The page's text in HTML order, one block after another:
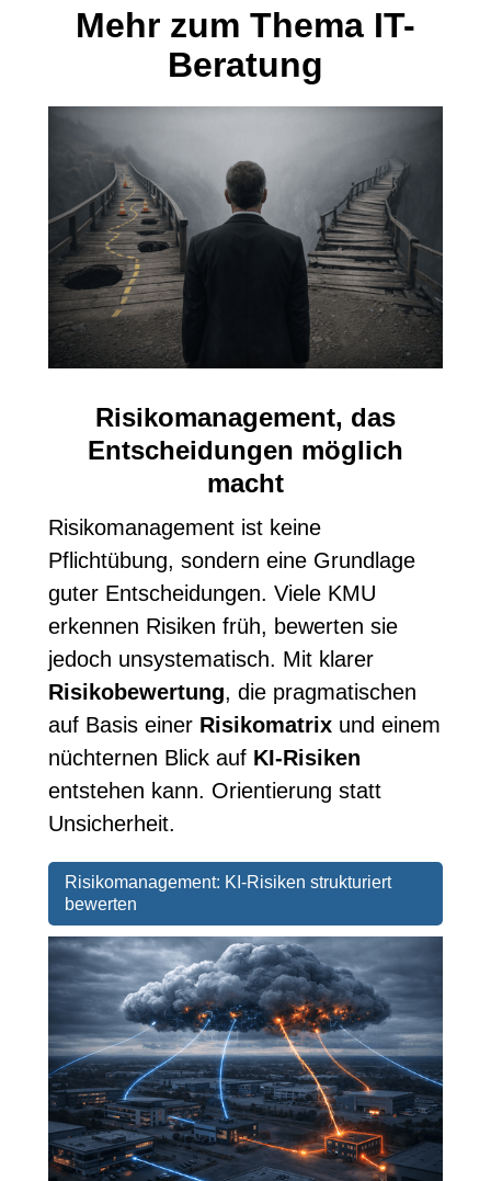
Mehr zum Thema IT-
Beratung
Risikomanagement, das
Entscheidungen möglich
macht
Risikomanagement ist keine
Pflichtübung, sondern eine Grundlage
guter Entscheidungen. Viele KMU
erkennen Risiken früh, bewerten sie
jedoch unsystematisch. Mit klarer
Risikobewertung, die pragmatischen
auf Basis einer Risikomatrix und einem
nüchternen Blick auf KI-Risiken
entstehen kann. Orientierung statt
Unsicherheit.
Risikomanagement: KI-Risiken strukturiert
bewerten